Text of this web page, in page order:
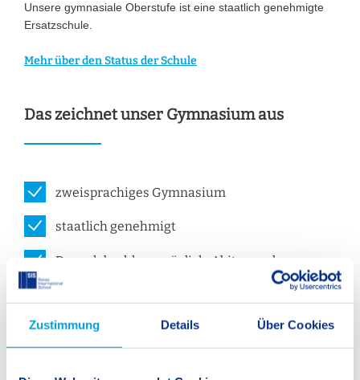
Zustimmung Details Über Cookies
Unsere gymnasiale Oberstufe ist eine staatlich genehmigte
Ersatzschule.
Mehr über den Status der Schule
Das zeichnet unser Gymnasium aus
zweisprachiges Gymnasium
staatlich genehmigt
Doppelabschluss möglich: Abitur und
International Baccalaureate (IB) Diplom
Programm an nationalen und internationalen
Vergleichsprüfungen